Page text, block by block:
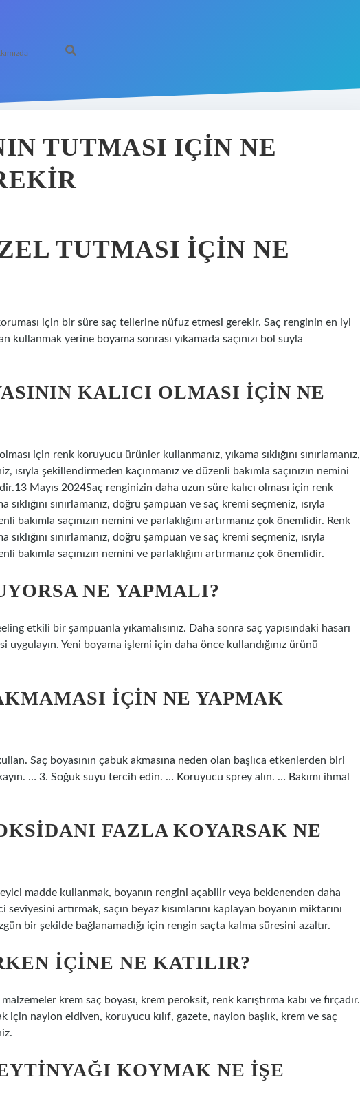
TUTMASI IÇIN NE
TUTMASI IÇIN NE
için bir süre saç tellerine nüfuz etmesi gerekir. Saç renginin en iyi
kullanmak yerine boyama sonrası yıkamada saçınızı bol suyla
KALICI OLMASI IÇIN NE
için renk koruyucu ürünler kullanmanız, yıkama sıklığını sınırlamanız,
ısıyla şekillendirmeden kaçınmanız ve düzenli bakımla saçınızın nemini
Mayıs 2024Saç renginizin daha uzun süre kalıcı olması için renk
sınırlamanız, doğru şampuan ve saç kremi seçmeniz, ısıyla
bakımla saçınızın nemini ve parlaklığını artırmanız çok önemlidir. Renk
sınırlamanız, doğru şampuan ve saç kremi seçmeniz, ısıyla
bakımla saçınızın nemini ve parlaklığını artırmanız çok önemlidir.
NE YAPMALI?
etkili bir şampuanla yıkamalısınız. Daha sonra saç yapısındaki hasarı
Yeni boyama işlemi için daha önce kullandığınız ürünü
IÇIN NE YAPMAK
Saç boyasının çabuk akmasına neden olan başlıca etkenlerden biri
… 3. Soğuk suyu tercih edin. … Koruyucu sprey alın. … Bakımı ihmal
FAZLA KOYARSAK NE
madde kullanmak, boyanın rengini açabilir veya beklenenden daha
seviyesini artırmak, saçın beyaz kısımlarını kaplayan boyanın miktarını
bir şekilde bağlanamadığı için rengin saçta kalma süresini azaltır.
IÇINE NE KATILIR?
krem ​​saç boyası, krem ​​peroksit, renk karıştırma kabı ve fırçadır.
için naylon eldiven, koruyucu kılıf, gazete, naylon başlık, krem ​​ve saç
KOYMAK NE IŞE